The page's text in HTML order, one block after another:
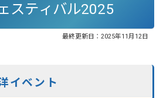
スティバル2025
最終更新日： 2025年11月12日
イベント